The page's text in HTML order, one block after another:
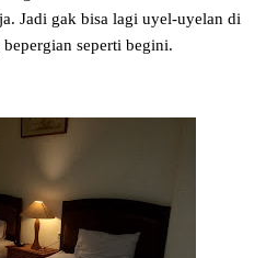
Jadi gak bisa lagi uyel-uyelan di
seperti begini.